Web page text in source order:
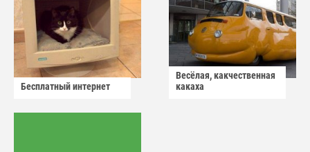
Бесплатный интернет
Весёлая, какчественная
какаха